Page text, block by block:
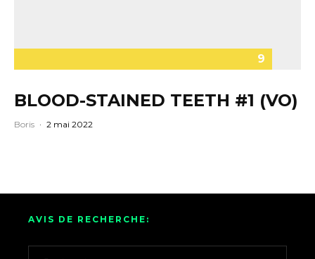
9
BLOOD-STAINED TEETH #1 (VO)
Boris · 2 mai 2022
AVIS DE RECHERCHE: